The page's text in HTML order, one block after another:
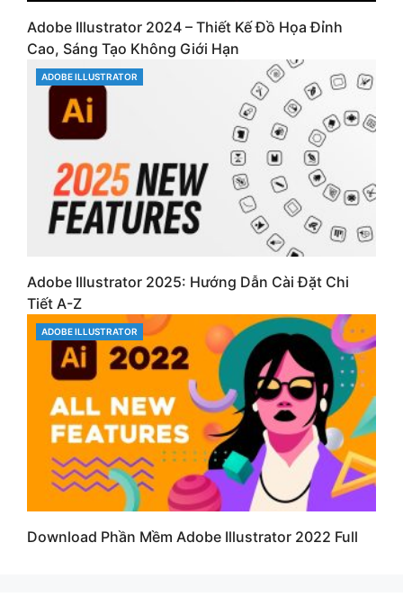
Adobe Illustrator 2024 – Thiết Kế Đồ Họa Đỉnh
Cao, Sáng Tạo Không Giới Hạn
CATEGORIES
ADOBE ILLUSTRATOR
Adobe Illustrator 2025: Hướng Dẫn Cài Đặt Chi
Tiết A-Z
CATEGORIES
ADOBE ILLUSTRATOR
Download Phần Mềm Adobe Illustrator 2022 Full